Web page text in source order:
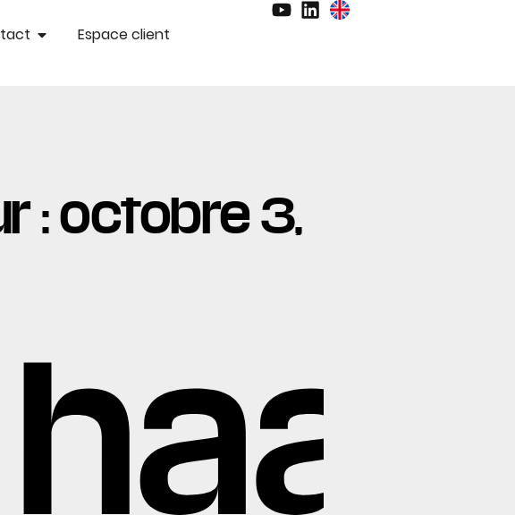
Espace client
: octobre 3,